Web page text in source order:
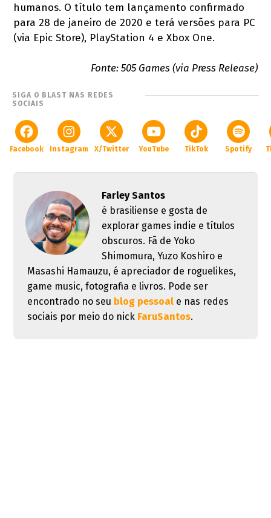
humanos. O título tem lançamento confirmado
para 28 de janeiro de 2020 e terá versões para PC
(via Epic Store), PlayStation 4 e Xbox One.
Fonte: 505 Games (via Press Release)
SIGA O BLAST NAS REDES
SOCIAIS
Facebook Instagram X/Twitter YouTube TikTok Spotify
Farley Santos
é brasiliense e gosta de
explorar games indie e títulos
obscuros. Fã de Yoko
Shimomura, Yuzo Koshiro e
Masashi Hamauzu, é apreciador de roguelikes,
game music, fotografia e livros. Pode ser
encontrado no seu blog pessoale nas redes
sociais por meio do nick FaruSantos.